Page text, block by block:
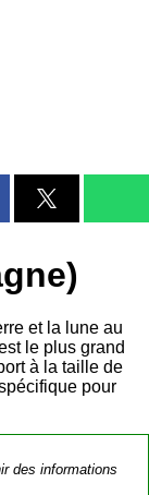
et la lune au
le plus grand
à la taille de
pour
des informations